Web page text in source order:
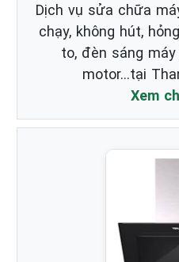
Dịch vụ sửa chữa
chạy, không hút,
to, đèn sáng
motor...tại
Xem